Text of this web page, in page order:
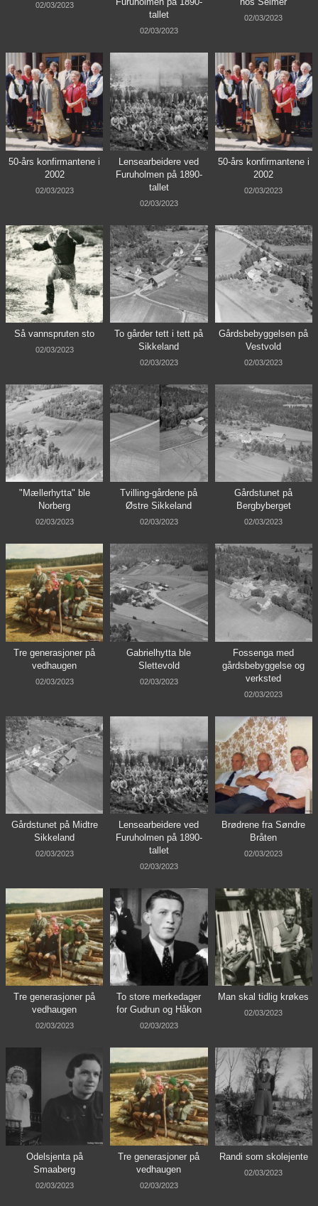
02/03/2023
tallet
02/03/2023
02/03/2023
50-års konfirmantene i
2002
02/03/2023
Lensearbeidere ved
Furuholmen på 1890-
tallet
02/03/2023
50-års konfirmantene i
2002
02/03/2023
Så vannspruten sto
02/03/2023
To gårder tett i tett på
Sikkeland
02/03/2023
Gårdsbebyggelsen på
Vestvold
02/03/2023
"Mællerhytta" ble
Norberg
02/03/2023
Tvilling-gårdene på
Østre Sikkeland
02/03/2023
Gårdstunet på
Bergbyberget
02/03/2023
Tre generasjoner på
vedhaugen
02/03/2023
Gabrielhytta ble
Slettevold
02/03/2023
Fossenga med
gårdsbebyggelse og
verksted
02/03/2023
Gårdstunet på Midtre
Sikkeland
02/03/2023
Lensearbeidere ved
Furuholmen på 1890-
tallet
02/03/2023
Brødrene fra Søndre
Bråten
02/03/2023
Tre generasjoner på
vedhaugen
02/03/2023
To store merkedager
for Gudrun og Håkon
02/03/2023
Man skal tidlig krøkes
02/03/2023
Odelsjenta på
Smaaberg
02/03/2023
Tre generasjoner på
vedhaugen
02/03/2023
Randi som skolejente
02/03/2023